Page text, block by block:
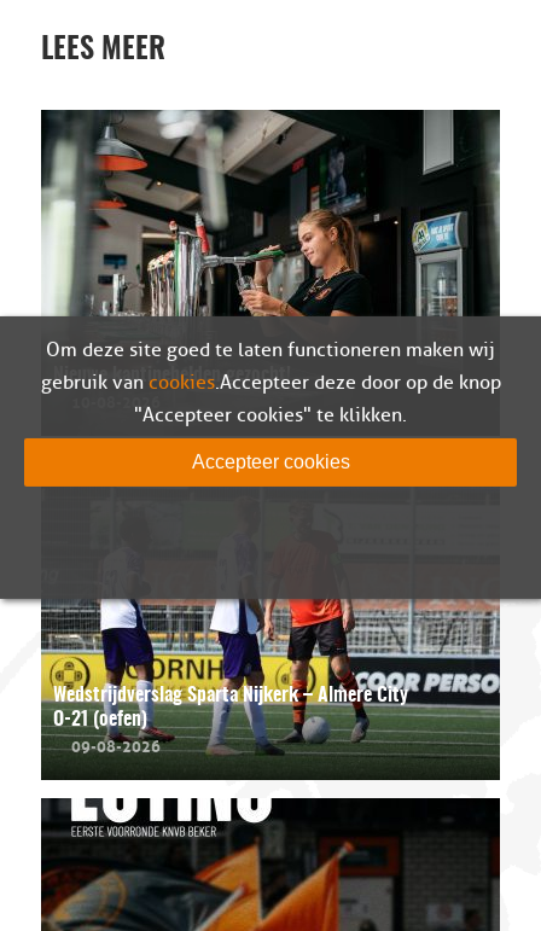
LEES MEER
Nieuwe kantinehelden gezocht!
10-08-2026
Wedstrijdverslag Sparta Nijkerk – Almere City
O-21 (oefen)
09-08-2026
Om deze site goed te laten functioneren maken wij
gebruik van cookies. Accepteer deze door op de knop
"Accepteer cookies" te klikken.
Accepteer cookies